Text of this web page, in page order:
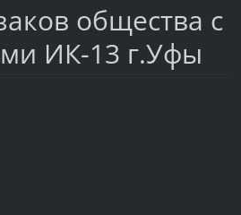
общества с
ИК-13 г.Уфы